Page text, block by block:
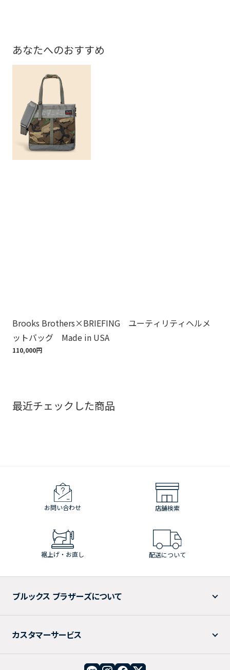
あなたへのおすすめ
Brooks Brothers×BRIEFING ユーティリティヘルメ
ットバッグ Made in USA
110,000円
最近チェックした商品
お問い合わせ 店舗検索
裾上げ・お直し 配送について
ブルックス ブラザーズについて
カスタマーサービス